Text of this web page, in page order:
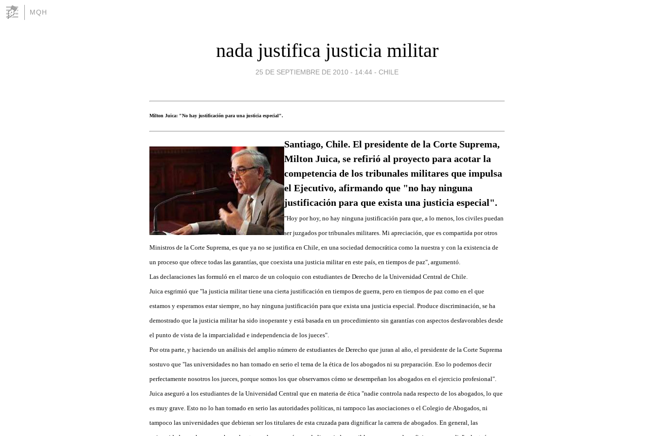
MQH
nada justifica justicia militar
25 DE SEPTIEMBRE DE 2010 - 14:44 - CHILE
Milton Juica: "No hay justificación para una justicia especial".
Santiago, Chile. El presidente de la Corte Suprema,
Milton Juica, se refirió al proyecto para acotar la
competencia de los tribunales militares que impulsa
el Ejecutivo, afirmando que "no hay ninguna
justificación para que exista una justicia especial".
"Hoy por hoy, no hay ninguna justificación para que, a lo menos, los civiles puedan
ser juzgados por tribunales militares. Mi apreciación, que es compartida por otros
Ministros de la Corte Suprema, es que ya no se justifica en Chile, en una sociedad democrática como la nuestra y con la existencia de
un proceso que ofrece todas las garantías, que coexista una justicia militar en este país, en tiempos de paz", argumentó.
Las declaraciones las formuló en el marco de un coloquio con estudiantes de Derecho de la Universidad Central de Chile.
Juica esgrimió que "la justicia militar tiene una cierta justificación en tiempos de guerra, pero en tiempos de paz como en el que
estamos y esperamos estar siempre, no hay ninguna justificación para que exista una justicia especial. Produce discriminación, se ha
demostrado que la justicia militar ha sido inoperante y está basada en un procedimiento sin garantías con aspectos desfavorables desde
el punto de vista de la imparcialidad e independencia de los jueces".
Por otra parte, y haciendo un análisis del amplio número de estudiantes de Derecho que juran al año, el presidente de la Corte Suprema
sostuvo que "las universidades no han tomado en serio el tema de la ética de los abogados ni su preparación. Eso lo podemos decir
perfectamente nosotros los jueces, porque somos los que observamos cómo se desempeñan los abogados en el ejercicio profesional".
Juica aseguró a los estudiantes de la Universidad Central que en materia de ética "nadie controla nada respecto de los abogados, lo que
es muy grave. Esto no lo han tomado en serio las autoridades políticas, ni tampoco las asociaciones o el Colegio de Abogados, ni
tampoco las universidades que debieran ser los titulares de esta cruzada para dignificar la carrera de abogados. En general, las